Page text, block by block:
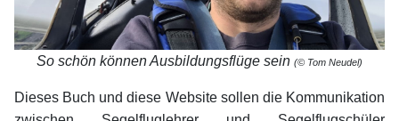
So schön können Ausbildungsflüge sein (© Tom Neudel)
Dieses Buch und diese Website sollen die Kommunikation